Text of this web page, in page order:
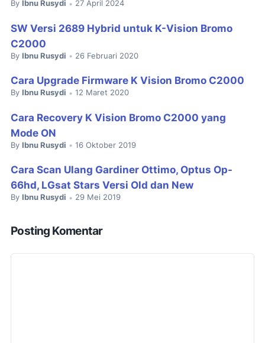
By Ibnu Rusydi • 27 April 2024
SW Versi 2689 Hybrid untuk K-Vision Bromo
C2000
By Ibnu Rusydi • 26 Februari 2020
Cara Upgrade Firmware K Vision Bromo C2000
By Ibnu Rusydi • 12 Maret 2020
Cara Recovery K Vision Bromo C2000 yang
Mode ON
By Ibnu Rusydi • 16 Oktober 2019
Cara Scan Ulang Gardiner Ottimo, Optus Op-
66hd, LGsat Stars Versi Old dan New
By Ibnu Rusydi • 29 Mei 2019
Posting Komentar